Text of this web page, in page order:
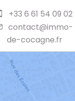
+33 6 61 54 09 02
contact@immo-
de-cocagne.fr